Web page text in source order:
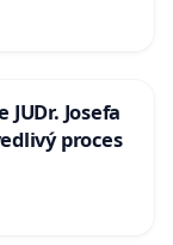
Josefa
proces